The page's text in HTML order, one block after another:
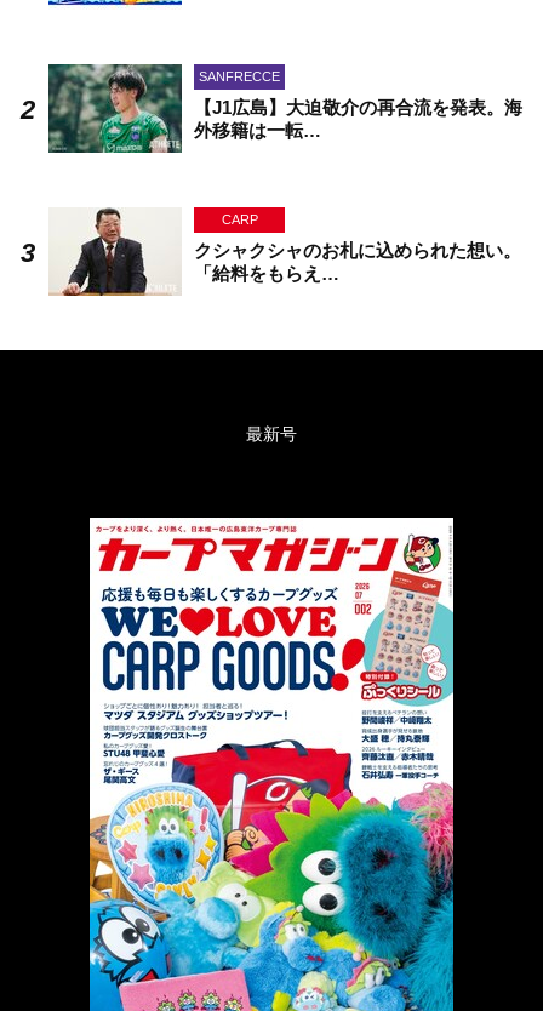
SANFRECCE
【J1広島】大迫敬介の再合流を発表。海
外移籍は一転…
CARP
クシャクシャのお札に込められた想い。
「給料をもらえ…
最新号